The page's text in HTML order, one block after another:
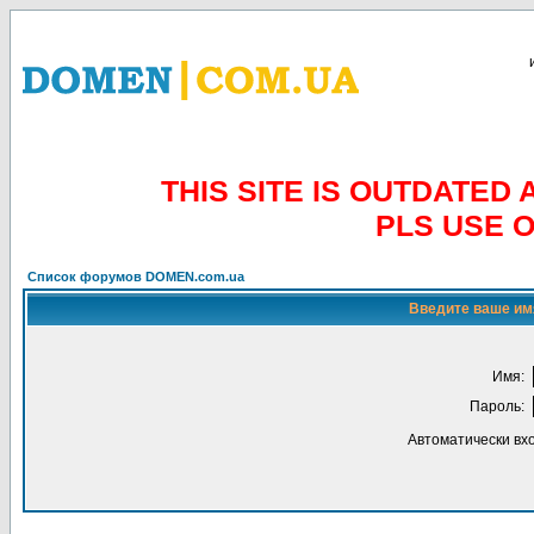
THIS SITE IS OUTDATED
PLS USE
Список форумов DOMEN.com.ua
Введите ваше
Имя:
Пароль:
Автоматически